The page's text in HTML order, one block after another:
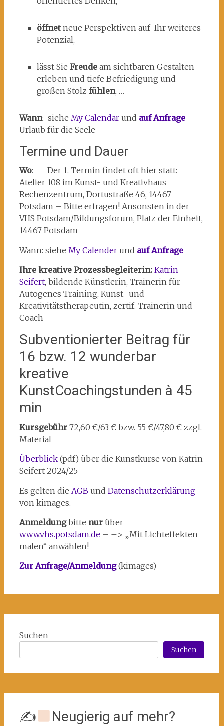
öffnetneue Perspektiven auf Ihr weiteres
Potenzial,
lässt Sie Freude am sichtbaren Gestalten
erleben und tiefe Befriedigung und
großen Stolz fühlen, …
Wann: siehe My Calendarund auf Anfrage–
Urlaub für die Seele
Termine und Dauer
Wo: Der 1. Termin findet oft hier statt:
Atelier 108 im Kunst- und Kreativhaus
Rechenzentrum, Dortustraße 46, 14467
Potsdam – Bitte erfragen! Ansonsten in der
VHS Potsdam/Bildungsforum, Platz der Einheit,
14467 Potsdam
Wann: siehe My Calenderund auf Anfrage
Ihre kreative Prozessbegleiterin: Katrin
Seifert, bildende Künstlerin, Trainerin für
Autogenes Training, Kunst- und
Kreativitätstherapeutin, zertif. Trainerin und
Coach
Subventionierter Beitrag für
16 bzw. 12 wunderbar
kreative
KunstCoachingstunden à 45
min
Kursgebühr72,60 €/63 € bzw. 55 €/47,80 € zzgl.
Material
Überblick (pdf) über die Kunstkurse von Katrin
Seifert 2024/25
Es gelten die AGB und Datenschutzerklärung
von kimages.
Anmeldungbitte nur über
www.vhs.potsdam.de– –> „Mit Lichteffekten
malen“ anwählen!
Zur Anfrage/Anmeldung(kimages)
Suchen
Suchen
✍ Neugierig auf mehr?